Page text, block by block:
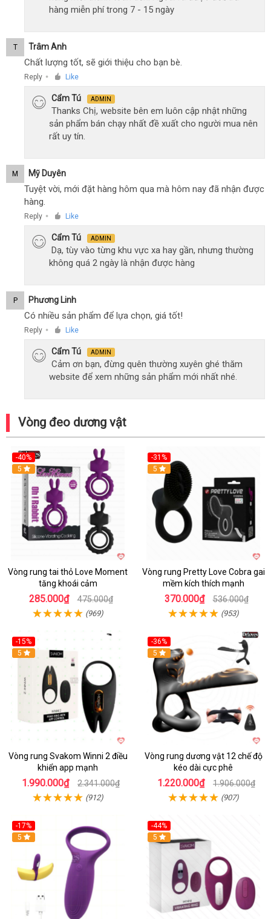
hàng miễn phí trong 7 - 15 ngày
T Trâm Anh
Chất lượng tốt, sẽ giới thiệu cho bạn bè.
Reply ● Like
Cẩm Tú ADMIN
Thanks Chị, website bên em luôn cập nhật những
sản phẩm bán chạy nhất đề xuất cho người mua nên
rất uy tín.
M Mỹ Duyên
Tuyệt vời, mới đặt hàng hôm qua mà hôm nay đã nhận được
hàng.
Reply ● Like
Cẩm Tú ADMIN
Dạ, tùy vào từng khu vực xa hay gần, nhưng thường
không quá 2 ngày là nhận được hàng
P Phương Linh
Có nhiều sản phẩm để lựa chọn, giá tốt!
Reply ● Like
Cẩm Tú ADMIN
Cảm ơn bạn, đừng quên thường xuyên ghé thăm
website để xem những sản phẩm mới nhất nhé.
Vòng đeo dương vật
-40%
5
Vòng rung tai thỏ Love Moment
tăng khoái cảm
285.000₫ 475.000₫
(969)
-31%
5
Vòng rung Pretty Love Cobra gai
mềm kích thích mạnh
370.000₫ 536.000₫
(953)
-15%
Hot
5
Vòng rung Svakom Winni 2 điều
khiển app mạnh
1.990.000₫ 2.341.000₫
(912)
-36%
Hot
5
Vòng rung dương vật 12 chế độ
kéo dài cực phê
1.220.000₫ 1.906.000₫
(907)
-17%
Hot
5
-44%
5